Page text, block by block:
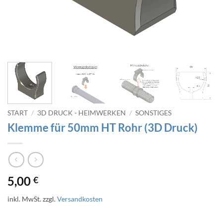
START / 3D DRUCK - HEIMWERKEN / SONSTIGES
Klemme für 50mm HT Rohr (3D Druck)
5,00 €
inkl. MwSt.zzgl.Versandkosten